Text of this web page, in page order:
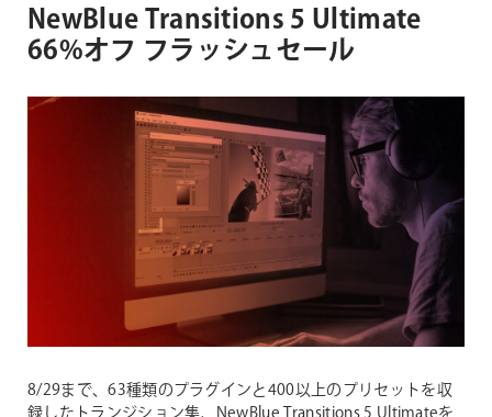
NewBlue Transitions 5 Ultimate
66%オフ フラッシュセール
8/29まで、63種類のプラグインと400以上のプリセットを収